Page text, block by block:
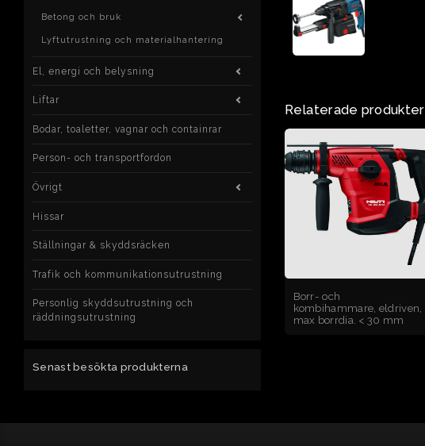
Betong och bruk
Lyftutrustning och materialhantering
El, energi och belysning
Liftar
Bodar, toaletter, vagnar och containrar
Person- och transportfordon
Övrigt
Hissar
Ställningar & skyddsräcken
Trafik och kommunikationsutrustning
Personlig skyddsutrustning och
räddningsutrustning
Senast besökta produkterna
Relaterade produkter
Borr- och
kombihammare, eldriven,
max borrdia. < 30 mm